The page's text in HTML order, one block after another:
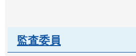
監査委員